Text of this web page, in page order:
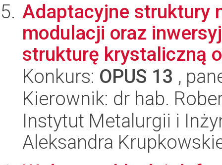
Adaptacyjne struktury
modulacji oraz
strukturę krystaliczną
Konkurs: OPUS 13 ,
Kierownik: dr hab.
Instytut Metalurgii i
Aleksandra